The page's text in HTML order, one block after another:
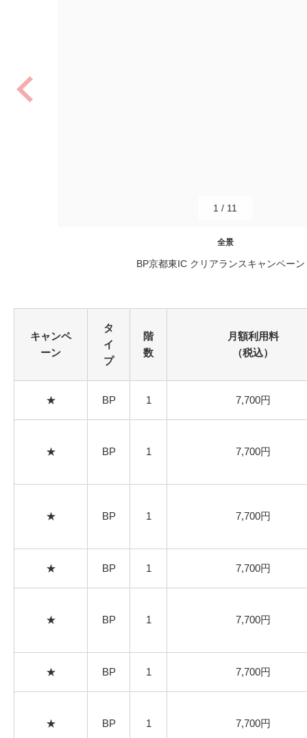
全景
BP京都東IC クリアランスキャンペーン
1 / 11
キャンペ
ーン
タ
イ
プ
階
数
月額利用料
（税込）
★ BP 1 7,700円
★ BP 1 7,700円
★ BP 1 7,700円
★ BP 1 7,700円
★ BP 1 7,700円
★ BP 1 7,700円
★ BP 1 7,700円